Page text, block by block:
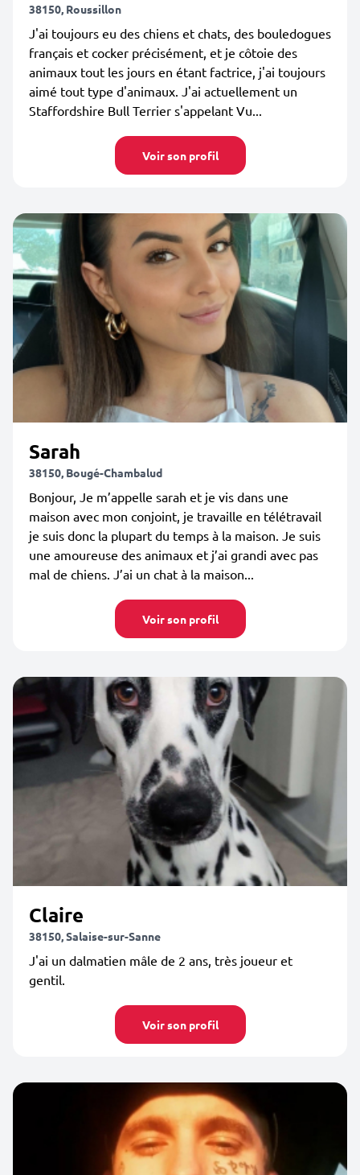
38150, Roussillon
J'ai toujours eu des chiens et chats, des bouledogues
français et cocker précisément, et je côtoie des
animaux tout les jours en étant factrice, j'ai toujours
aimé tout type d'animaux. J'ai actuellement un
Staffordshire Bull Terrier s'appelant Vu...
Voir son profil
Sarah
38150, Bougé-Chambalud
Bonjour, Je m’appelle sarah et je vis dans une
maison avec mon conjoint, je travaille en télétravail
je suis donc la plupart du temps à la maison. Je suis
une amoureuse des animaux et j’ai grandi avec pas
mal de chiens. J’ai un chat à la maison...
Voir son profil
Claire
38150, Salaise-sur-Sanne
J'ai un dalmatien mâle de 2 ans, très joueur et
gentil.
Voir son profil